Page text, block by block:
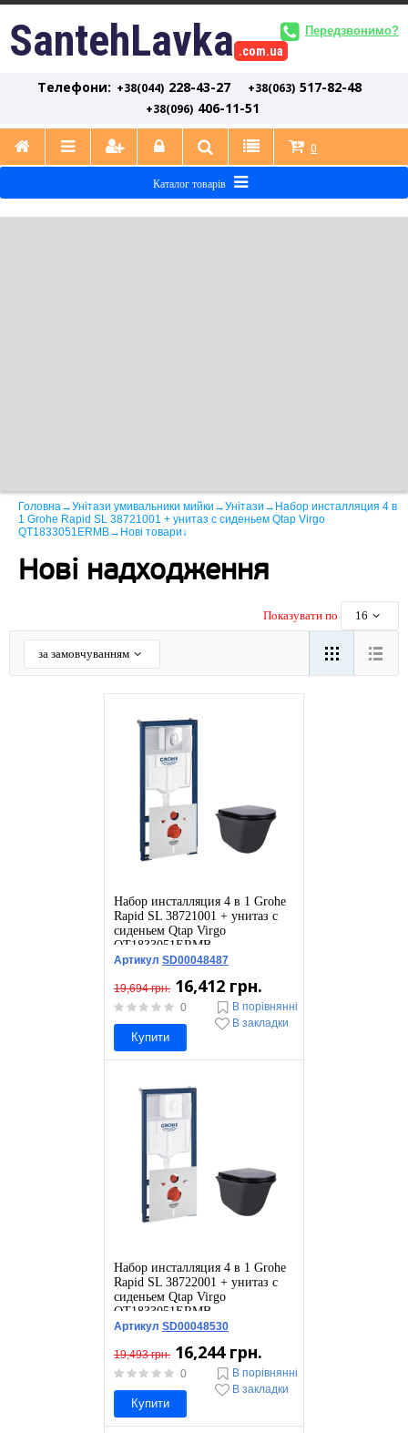
SantehLavka .com.ua
Телефони: +38(044) 228-43-27 +38(063) 517-82-48
+38(096) 406-11-51
Передзвонимо?
0
Каталог товарів
Головна→Унітази умивальники мийки →Унітази → Набор инсталляция 4 в
1 Grohe Rapid SL 38721001 + унитаз с сиденьем Qtap Virgo
QT1833051ERMB→ Нові товари↓
Нові надходження
Показувати по 16
за замовчуванням
Набор инсталляция 4 в 1 Grohe
Rapid SL 38721001 + унитаз с
сиденьем Qtap Virgo
QT1833051ERMB
Артикул SD00048487
19,694 грн. 16,412 грн.
0
Купити
В порівнянні
В закладки
Набор инсталляция 4 в 1 Grohe
Rapid SL 38722001 + унитаз с
сиденьем Qtap Virgo
QT1833051ERMB
Артикул SD00048530
19,493 грн. 16,244 грн.
0
Купити
В порівнянні
В закладки